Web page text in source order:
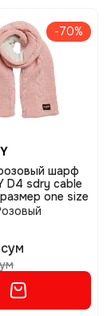
-70%
шарф
D4 sdry cable
one size